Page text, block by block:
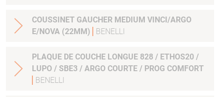
COUSSINET GAUCHER MEDIUM VINCI/ARGO
E/NOVA (22MM)
BENELLI
PLAQUE DE COUCHE LONGUE 828 / ETHOS20 /
LUPO / SBE3 / ARGO COURTE / PROG COMFORT
BENELLI